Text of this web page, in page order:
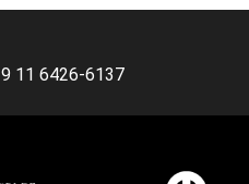
9 11 6426-6137